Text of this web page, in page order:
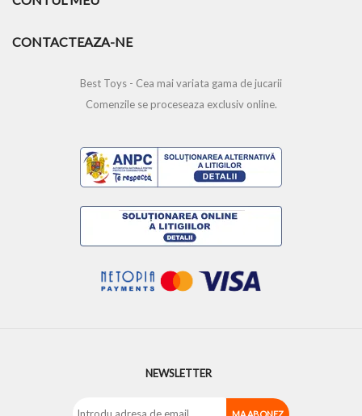
CONTACTEAZA-NE
Best Toys - Cea mai variata gama de jucarii
Comenzile se proceseaza exclusiv online.
NEWSLETTER